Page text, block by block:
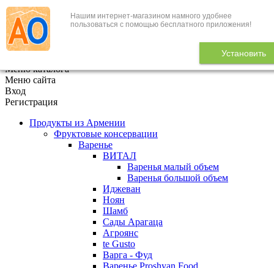
Нашим интернет-магазином намного удобнее
пользоваться с помощью бесплатного приложения!
Установить
+7 (495) 646-888-1
В корзине 0
Меню каталога
Меню сайта
Вход
Регистрация
Продукты из Армении
Фруктовые консервации
Варенье
ВИТАЛ
Варенья малый объем
Варенья большой объем
Иджеван
Ноян
Шамб
Сады Арагаца
Агроянс
te Gusto
Варга - Фуд
Варенье Proshyan Food